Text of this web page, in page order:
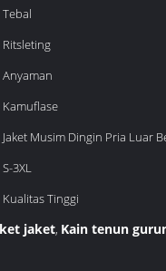
Tebal
Ritsleting
Anyaman
Kamuflase
Jaket Musim Dingin Pria Luar
S-3XL
Kualitas Tinggi
jaket, Kain tenun